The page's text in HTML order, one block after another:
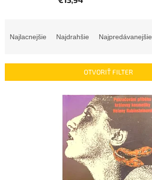
n
Najlacnejšie Najdrahšie Najpredávanejšie
OTVORIŤ FILTER